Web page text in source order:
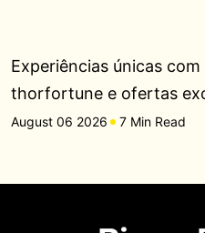
Experiências únicas
thorfortune e ofertas
August 06 2026 7 Min Read